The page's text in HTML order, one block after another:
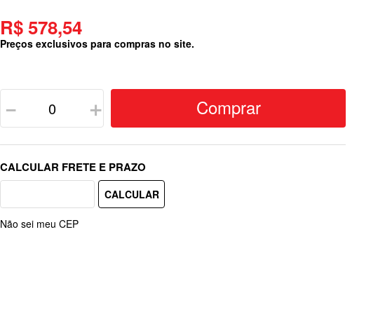
R$ 578,54
Preços exclusivos para compras no site.
＋
－ Comprar
Não sei meu CEP